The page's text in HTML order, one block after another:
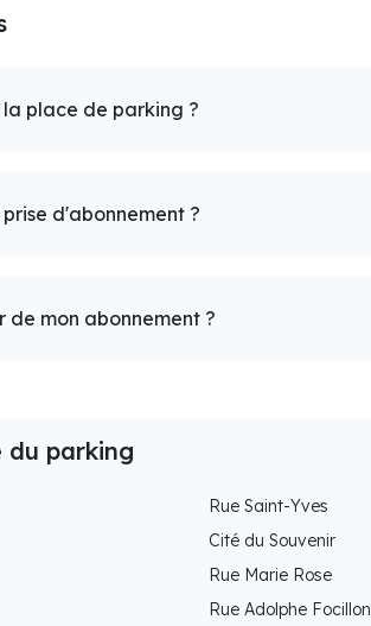
la place de parking ?
d'abonnement ?
de mon abonnement ?
du parking
Rue Saint-Yves
Cité du Souvenir
Rue Marie Rose
Rue Adolphe Focillon